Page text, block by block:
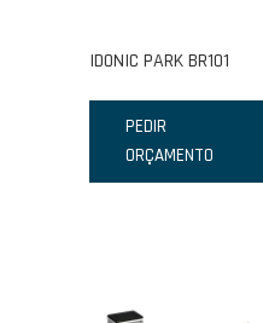
IDONIC PARK BR101
PEDIR
ORÇAMENTO